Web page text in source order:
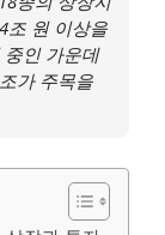
조 원 이상을
인 가운데
가 주목을